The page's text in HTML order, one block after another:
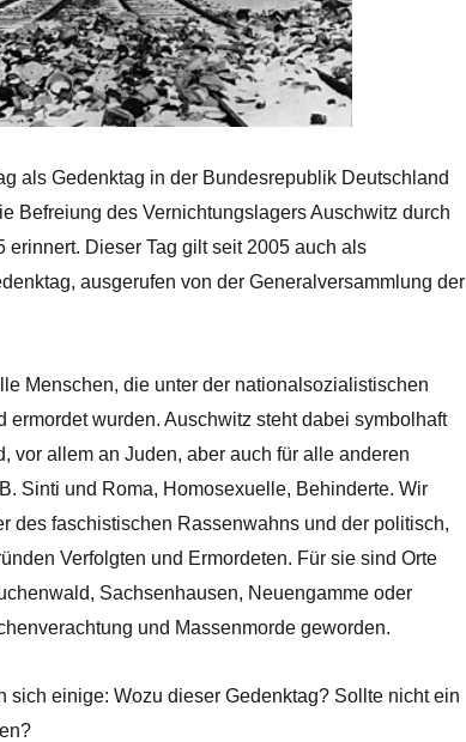
als Gedenktag in der Bundesrepublik Deutschland
Befreiung des Vernichtungslagers Auschwitz durch
erinnert. Dieser Tag gilt seit 2005 auch als
ausgerufen von der Generalversammlung der
Menschen, die unter der nationalsozialistischen
ermordet wurden. Auschwitz steht dabei symbolhaft
vor allem an Juden, aber auch für alle anderen
Sinti und Roma, Homosexuelle, Behinderte. Wir
des faschistischen Rassenwahns und der politisch,
Verfolgten und Ermordeten. Für sie sind Orte
Sachsenhausen, Neuengamme oder
und Massenmorde geworden.
sich einige: Wozu dieser Gedenktag? Sollte nicht ein